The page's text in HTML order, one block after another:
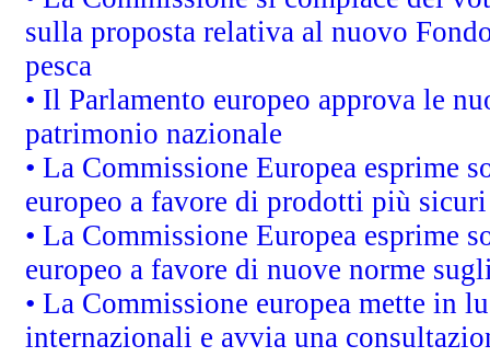
sulla proposta relativa al nuovo
pesca
• Il Parlamento europeo approva le
patrimonio nazionale
• La Commissione Europea esprime
europeo a favore di prodotti più
• La Commissione Europea esprime
europeo a favore di nuove norme
• La Commissione europea mette in
internazionali e avvia una